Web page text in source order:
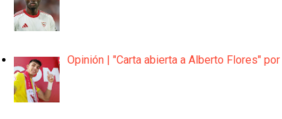
Opinión | "Carta abierta a Alberto Flores" por